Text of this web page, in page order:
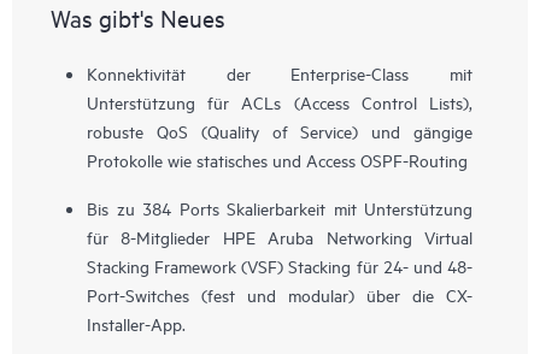
Was gibt's Neues
Konnektivität der Enterprise-Class mit
Unterstützung für ACLs (Access Control Lists),
robuste QoS (Quality of Service) und gängige
Protokolle wie statisches und Access OSPF-Routing
Bis zu 384 Ports Skalierbarkeit mit Unterstützung
für 8-Mitglieder HPE Aruba Networking Virtual
Stacking Framework (VSF) Stacking für 24- und 48-
Port-Switches (fest und modular) über die CX-
Installer-App.